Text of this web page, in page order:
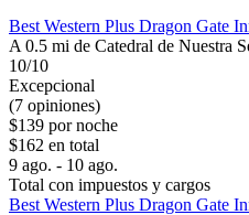
Best Western Plus Dragon Gate
A 0.5 mi de Catedral de Nuestra
10/10
Excepcional
(7 opiniones)
$139 por noche
$162 en total
9 ago. - 10 ago.
Total con impuestos y cargos
Best Western Plus Dragon Gate